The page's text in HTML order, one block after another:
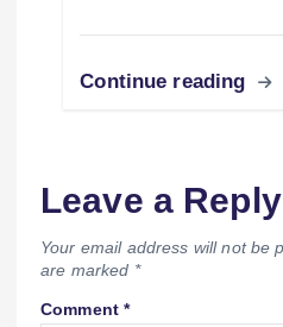
Continue reading
Leave a Reply
Your email address will not be
are marked *
Comment*